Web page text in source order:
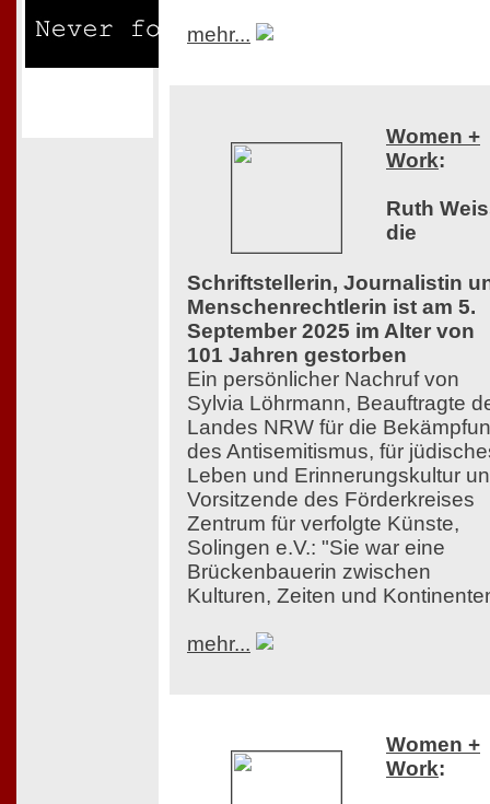
mehr...
Women +
Work:
Ruth
die
Schriftstellerin, Journalistin
Menschenrechtlerin ist am 5.
September 2025 im Alter von
101 Jahren gestorben
Ein persönlicher Nachruf von
Sylvia Löhrmann, Beauftragte
Landes NRW für die
des Antisemitismus, für
Leben und Erinnerungskultur
Vorsitzende des Förderkreises
Zentrum für verfolgte Künste,
Solingen e.V.: "Sie war eine
Brückenbauerin zwischen
Kulturen, Zeiten und
mehr...
Women +
Work: